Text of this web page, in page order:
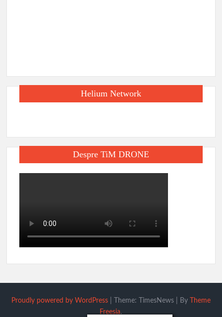
Helium Network
Despre TiM DRONE
Proudly powered by WordPress Theme: TimesNews By
Theme
Freesia.